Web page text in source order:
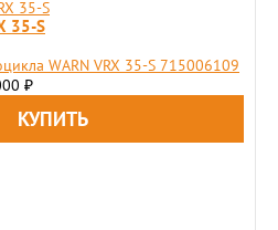
35-S
WARN VRX 35-S 715006109
₽